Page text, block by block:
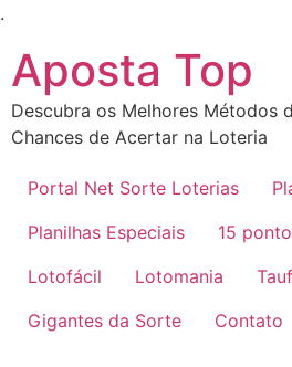
.
conteúdo
Aposta Top
Descubra os Melhores Métodos
Chances de Acertar na Loteria
Portal Net Sorte Loterias
Planilhas Especiais
15
Lotofácil
Lotomania
Gigantes da Sorte
Contato